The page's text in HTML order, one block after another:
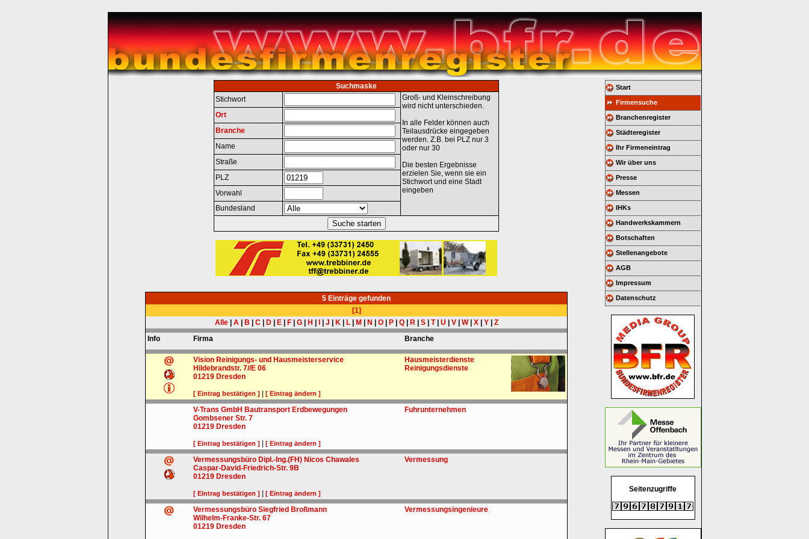
Suchmaske
Stichwort
Groß- und Kleinschreibung
wird nicht unterschieden.
In alle Felder können auch
Teilausdrücke eingegeben
werden. Z.B. bei PLZ nur 3
oder nur 30
Die besten Ergebnisse
erzielen Sie, wenn sie ein
Stichwort und eine Stadt
eingeben
Ort
Branche
Name
Straße
PLZ
Vorwahl
Bundesland
5 Einträge gefunden
[1]
Alle| A| B C| D| E| F| G| H J K| L| M N O| P| Q| R| S| T| U V| W| X| Y| Z
Info
Firma Branche
Vision Reinigungs- und Hausmeisterservice
Hildebrandstr. 7//E 06
01219 Dresden
[ Eintrag bestätigen ] [ Eintrag ändern ]
Hausmeisterdienste
Reinigungsdienste
V-Trans GmbH Bautransport Erdbewegungen
Gombsener Str. 7
01219 Dresden
[ Eintrag bestätigen ] [ Eintrag ändern ]
Fuhrunternehmen
Vermessungsbüro Dipl.-Ing.(FH) Nicos Chawales
Caspar-David-Friedrich-Str. 9B
01219 Dresden
[ Eintrag bestätigen ] [ Eintrag ändern ]
Vermessung
Vermessungsbüro Siegfried Broßmann
Wilhelm-Franke-Str. 67
01219 Dresden
Vermessungsingenieure
Start
Firmensuche
Branchenregister
Städteregister
Ihr Firmeneintrag
Wir über uns
Presse
Messen
IHKs
Handwerkskammern
Botschaften
Stellenangebote
AGB
Impressum
Datenschutz
Seitenzugriffe